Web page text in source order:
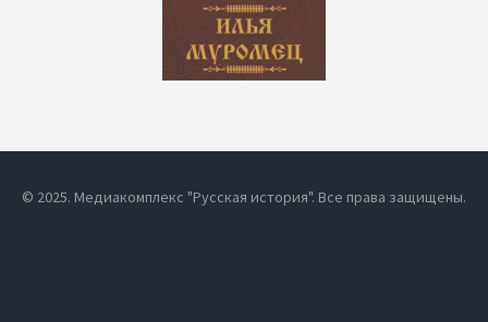
© 2025. Медиакомплекс "Русская история". Все права защищены.